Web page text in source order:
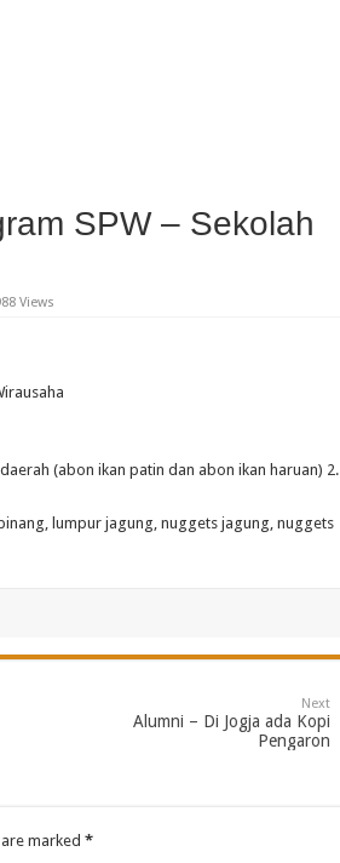
SPW – Sekolah
Views
(abon ikan patin dan abon ikan haruan) 2.
lumpur jagung, nuggets jagung, nuggets
Next
Alumni – Di Jogja ada Kopi
Pengaron
marked *